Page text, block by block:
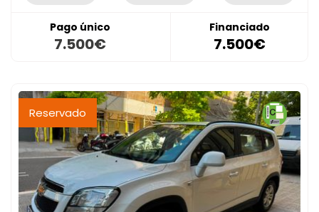
Pago único
7.500€
Financiado
7.500€
Reservado